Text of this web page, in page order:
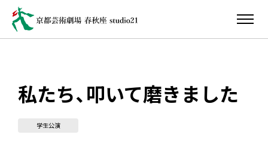
私たち、叩いて磨きました
学生公演